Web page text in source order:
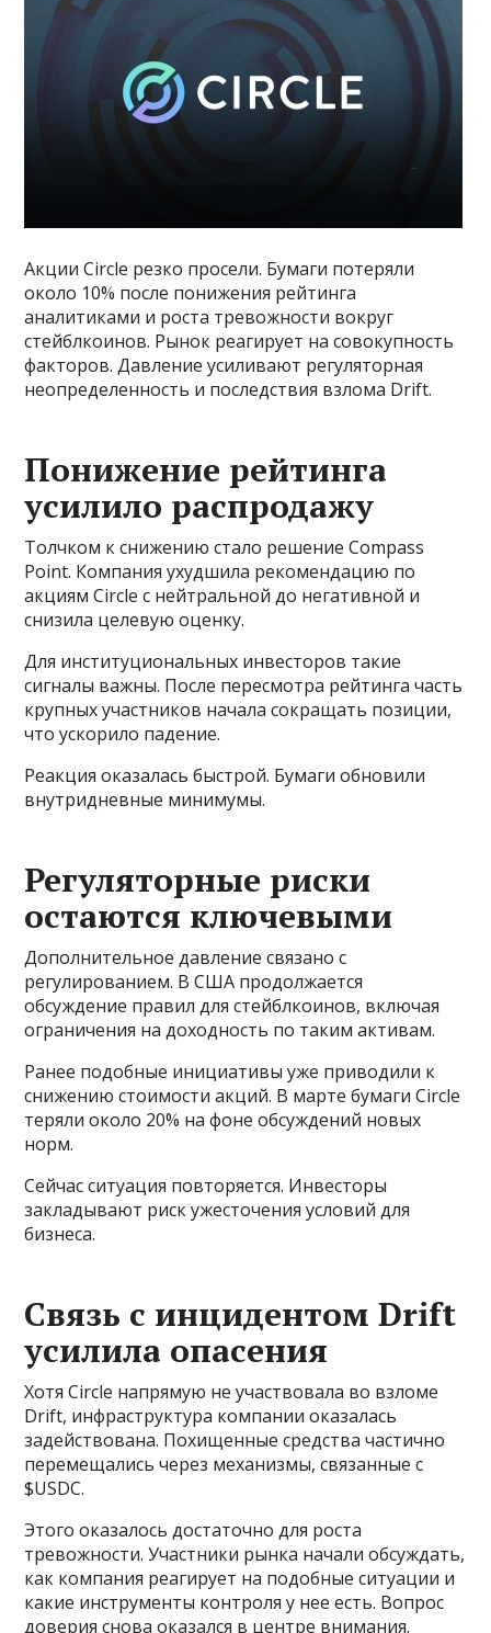
Акции Circle резко просели. Бумаги потеряли
около 10% после понижения рейтинга
аналитиками и роста тревожности вокруг
стейблкоинов. Рынок реагирует на совокупность
факторов. Давление усиливают регуляторная
неопределенность и последствия взлома Drift.
Понижение рейтинга
усилило распродажу
Толчком к снижению стало решение Compass
Point. Компания ухудшила рекомендацию по
акциям Circle с нейтральной до негативной и
снизила целевую оценку.
Для институциональных инвесторов такие
сигналы важны. После пересмотра рейтинга часть
крупных участников начала сокращать позиции,
что ускорило падение.
Реакция оказалась быстрой. Бумаги обновили
внутридневные минимумы.
Регуляторные риски
остаются ключевыми
Дополнительное давление связано с
регулированием. В США продолжается
обсуждение правил для стейблкоинов, включая
ограничения на доходность по таким активам.
Ранее подобные инициативы уже приводили к
снижению стоимости акций. В марте бумаги Circle
теряли около 20% на фоне обсуждений новых
норм.
Сейчас ситуация повторяется. Инвесторы
закладывают риск ужесточения условий для
бизнеса.
Связь с инцидентом Drift
усилила опасения
Хотя Circle напрямую не участвовала во взломе
Drift, инфраструктура компании оказалась
задействована. Похищенные средства частично
перемещались через механизмы, связанные с
$USDC.
Этого оказалось достаточно для роста
тревожности. Участники рынка начали обсуждать,
как компания реагирует на подобные ситуации и
какие инструменты контроля у нее есть. Вопрос
доверия снова оказался в центре внимания.